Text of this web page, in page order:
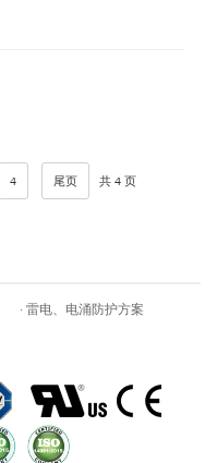
4 尾页 共 4 页
· 雷电、电涌防护方案